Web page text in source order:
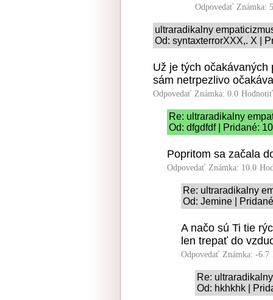
Odpovedať Známka:
ultraradikalny
Od: syntaxterrorXXX,. X |
Už je tých
sám netrpezlivo
Odpovedať Známka: 0.0
Re: ultraradikalny
Od: dfgdfdf | Pridané:
Popritom sa začala
Odpovedať Známka: 10.0
Re: ultraradikalny
Od: Jemine |
A načo sú Ti tie
len trepať do
Odpovedať Známka: -6.7
Re:
Od: hkhkhk |